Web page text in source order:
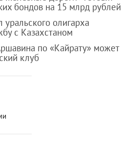
бондов на 15 млрд рублей
уральского олигарха
с Казахстаном
по «Кайрату» может
клуб